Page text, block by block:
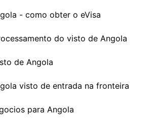
- como obter o eVisa
do visto de Angola
de Angola
visto de entrada na fronteira
para Angola